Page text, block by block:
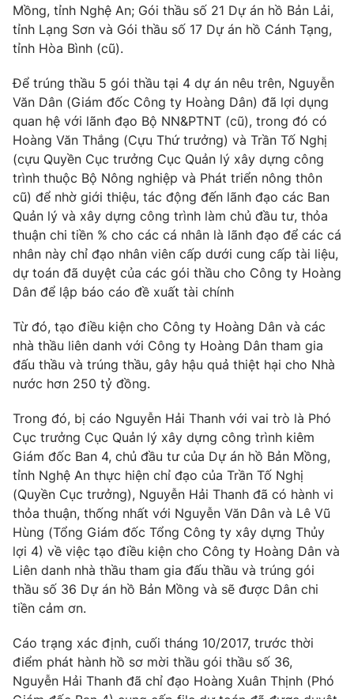
Theo dõi báo trên
Cơ quan chủ quản:
Đài Truyền hình Việt Nam
Cơ quan báo chí: Thời báo VTV
Giấy phép hoạt động báo in và báo điện tử số 483/GP-BTTTT
cấp ngày 29/12/2023
Tổng Biên tập:Vũ Thanh Thủy
Phó Tổng Biên tập:Nguyễn Thị Mỹ Hạnh, Phạm Quốc Thắng,
Tổng đài VTV:024.38 355 931 - 024.38 355 932
Ðiện thoại Thời báo VTV:024.66 897 897
Email:
toasoan@vtv.vn
thuận bằng văn bản. Ghi rõ nguồn VTV.vn khi phát hành lại
thông tin từ website này.
Mồng, tỉnh Nghệ An; Gói thầu số 21 Dự án hồ Bản Lải,
tỉnh Lạng Sơn và Gói thầu số 17 Dự án hồ Cánh Tạng,
tỉnh Hòa Bình (cũ).
Để trúng thầu 5 gói thầu tại 4 dự án nêu trên, Nguyễn
Văn Dân (Giám đốc Công ty Hoàng Dân) đã lợi dụng
quan hệ với lãnh đạo Bộ NN&PTNT (cũ), trong đó có
Hoàng Văn Thắng (Cựu Thứ trưởng) và Trần Tố Nghị
(cựu Quyền Cục trưởng Cục Quản lý xây dựng công
trình thuộc Bộ Nông nghiệp và Phát triển nông thôn
cũ) để nhờ giới thiệu, tác động đến lãnh đạo các Ban
Quản lý và xây dựng công trình làm chủ đầu tư, thỏa
thuận chi tiền % cho các cá nhân là lãnh đạo để các cá
nhân này chỉ đạo nhân viên cấp dưới cung cấp tài liệu,
dự toán đã duyệt của các gói thầu cho Công ty Hoàng
Dân để lập báo cáo đề xuất tài chính
Từ đó, tạo điều kiện cho Công ty Hoàng Dân và các
nhà thầu liên danh với Công ty Hoàng Dân tham gia
đấu thầu và trúng thầu, gây hậu quả thiệt hại cho Nhà
nước hơn 250 tỷ đồng.
Trong đó, bị cáo Nguyễn Hải Thanh với vai trò là Phó
Cục trưởng Cục Quản lý xây dựng công trình kiêm
Giám đốc Ban 4, chủ đầu tư của Dự án hồ Bản Mồng,
tỉnh Nghệ An thực hiện chỉ đạo của Trần Tố Nghị
(Quyền Cục trưởng), Nguyễn Hải Thanh đã có hành vi
thỏa thuận, thống nhất với Nguyễn Văn Dân và Lê Vũ
Hùng (Tổng Giám đốc Tổng Công ty xây dựng Thủy
lợi 4) về việc tạo điều kiện cho Công ty Hoàng Dân và
Liên danh nhà thầu tham gia đấu thầu và trúng gói
thầu số 36 Dự án hồ Bản Mồng và sẽ được Dân chi
tiền cảm ơn.
Cáo trạng xác định, cuối tháng 10/2017, trước thời
điểm phát hành hồ sơ mời thầu gói thầu số 36,
Nguyễn Hải Thanh đã chỉ đạo Hoàng Xuân Thịnh (Phó